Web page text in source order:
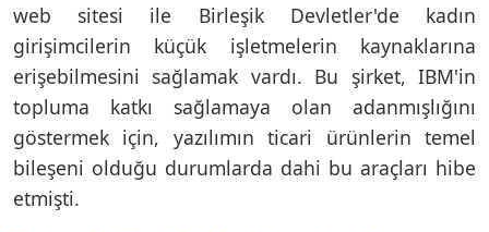
web sitesi ile Birleşik Devletler'de kadın
girişimcilerin küçük işletmelerin kaynaklarına
erişebilmesini sağlamak vardı. Bu şirket, IBM'in
topluma katkı sağlamaya olan adanmışlığını
göstermek için, yazılımın ticari ürünlerin temel
bileşeni olduğu durumlarda dahi bu araçları hibe
etmişti.